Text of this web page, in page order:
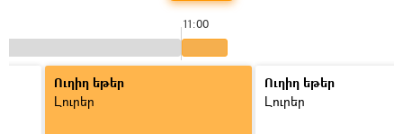
11:00
Ուղիղ եթեր
Լուրեր
Ուղիղ եթեր
Լուրեր